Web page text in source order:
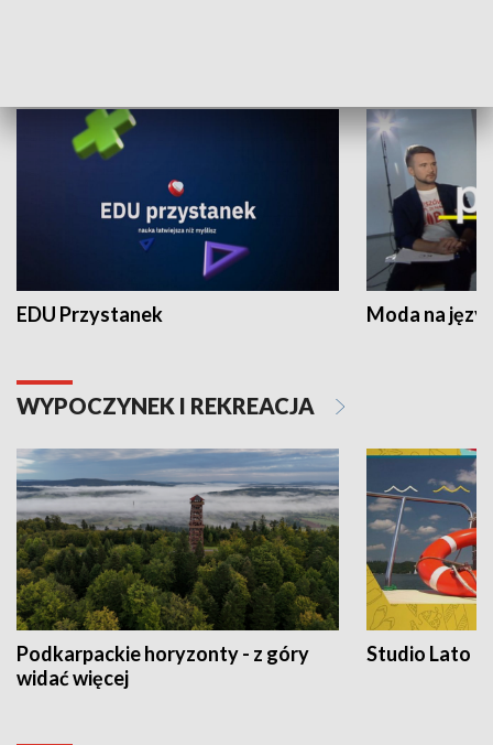
EDU Przystanek Moda na
WYPOCZYNEK I REKREACJA
Podkarpackie horyzonty - z góry
widać więcej
Studio Lato